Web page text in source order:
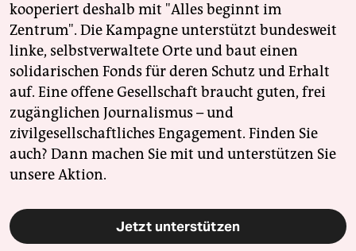
kooperiert deshalb mit "Alles beginnt im
Zentrum". Die Kampagne unterstützt bundesweit
linke, selbstverwaltete Orte und baut einen
solidarischen Fonds für deren Schutz und Erhalt
auf. Eine offene Gesellschaft braucht guten, frei
zugänglichen Journalismus – und
zivilgesellschaftliches Engagement. Finden Sie
auch? Dann machen Sie mit und unterstützen Sie
unsere Aktion.
Jetzt unterstützen